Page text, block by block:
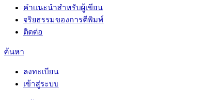
คำแนะนำสำหรับผู้เขียน
จริยธรรมของการตีพิมพ์
ติดต่อ
ค้นหา
ลงทะเบียน
เข้าสู่ระบบ